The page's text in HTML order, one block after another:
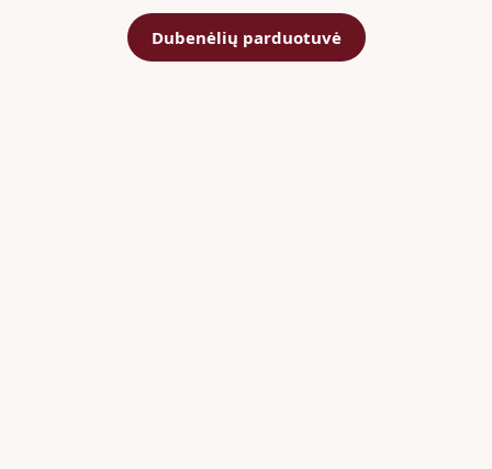
Dubenėlių parduotuvė